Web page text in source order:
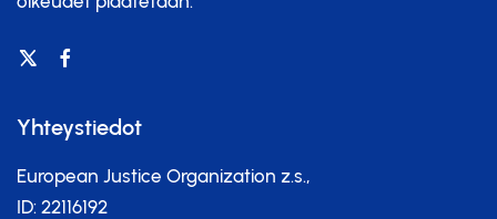
Yhteystiedot
European Justice Organization z.s.,
ID: 22116192